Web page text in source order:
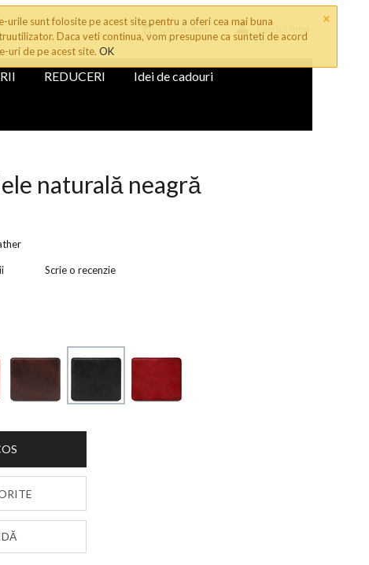
×
urile sunt folosite pe acest site pentru a oferi cea mai buna
Daca veti continua, vom presupune ca sunteti de acord
uri de pe acest site.OK
Cosul meu Contul meu
REDUCERI Idei de cadouri
naturală neagră
Scrie o recenzie